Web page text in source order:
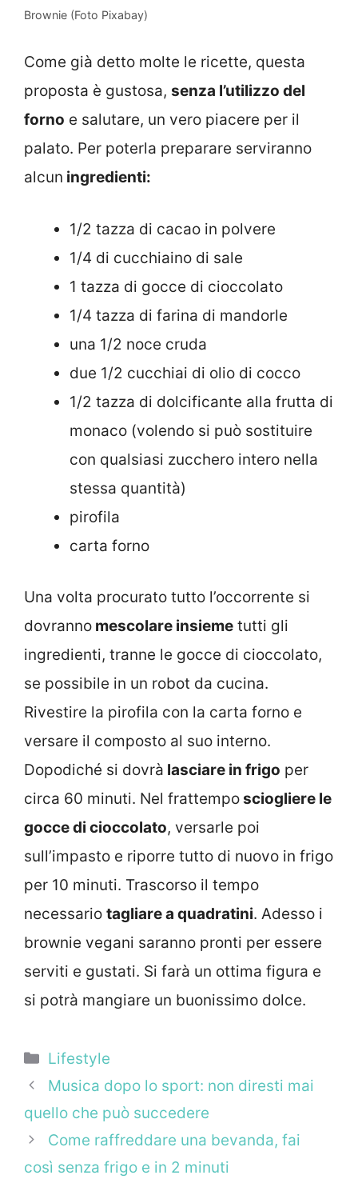
Brownie (Foto Pixabay)
Come già detto molte le ricette, questa
proposta è gustosa, senza l’utilizzo del
forno e salutare, un vero piacere per il
palato. Per poterla preparare serviranno
alcun ingredienti:
1/2 tazza di cacao in polvere
1/4 di cucchiaino di sale
1 tazza di gocce di cioccolato
1/4 tazza di farina di mandorle
una 1/2 noce cruda
due 1/2 cucchiai di olio di cocco
1/2 tazza di dolcificante alla frutta di
monaco (volendo si può sostituire
con qualsiasi zucchero intero nella
stessa quantità)
pirofila
carta forno
Una volta procurato tutto l’occorrente si
dovranno mescolare insieme tutti gli
ingredienti, tranne le gocce di cioccolato,
se possibile in un robot da cucina.
Rivestire la pirofila con la carta forno e
versare il composto al suo interno.
Dopodiché si dovrà lasciare in frigo per
circa 60 minuti. Nel frattemposciogliere le
gocce di cioccolato, versarle poi
sull’impasto e riporre tutto di nuovo in frigo
per 10 minuti. Trascorso il tempo
necessario tagliare a quadratini. Adesso i
brownie vegani saranno pronti per essere
serviti e gustati. Si farà un ottima figura e
si potrà mangiare un buonissimo dolce.
Categorie
Lifestyle
Musica dopo lo sport: non diresti mai
quello che può succedere
Come raffreddare una bevanda, fai
così senza frigo e in 2 minuti